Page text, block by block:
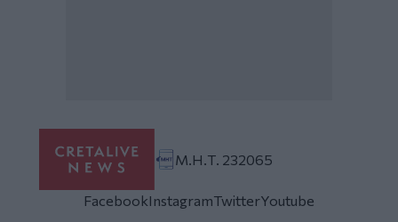
Μ.Η.Τ. 232065
FacebookInstagramTwitterYoutube